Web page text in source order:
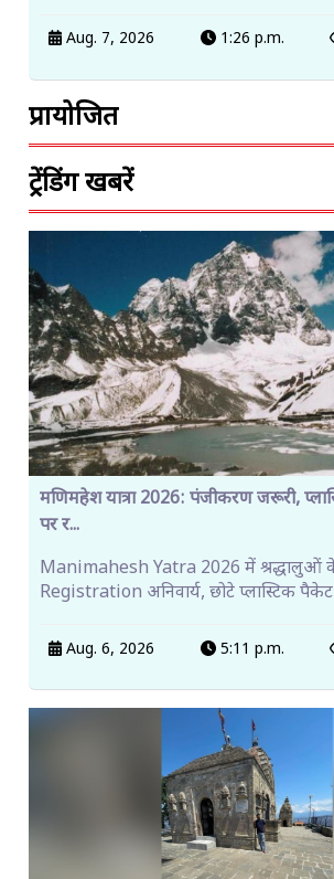
Aug. 7, 2026 1:26 p.m.
प्रायोजित
ट्रेंडिंग खबरें
मणिमहेश यात्रा 2026: पंजीकरण जरूरी,
पर र...
Manimahesh Yatra 2026 में श्रद्धालुओं
Registration अनिवार्य, छोटे प्लास्टिक
Aug. 6, 2026 5:11 p.m.